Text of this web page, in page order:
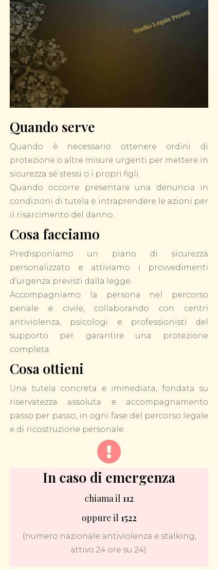
Quando serve
Quando è necessario ottenere ordini di
protezione o altre misure urgenti per mettere in
sicurezza sé stessi o i propri figli.
Quando occorre presentare una denuncia in
condizioni di tutela e intraprendere le azioni per
il risarcimento del danno.
Cosa facciamo
Predisponiamo un piano di sicurezza
personalizzato e attiviamo i provvedimenti
d’urgenza previsti dalla legge.
Accompagniamo la persona nel percorso
penale e civile, collaborando con centri
antiviolenza, psicologi e professionisti del
supporto per garantire una protezione
completa.
Cosa ottieni
Una tutela concreta e immediata, fondata su
riservatezza assoluta e accompagnamento
passo per passo, in ogni fase del percorso legale
e di ricostruzione personale.
In caso di emergenza
chiama il 112
oppure il 1522
(numero nazionale antiviolenza e stalking,
attivo 24 ore su 24).